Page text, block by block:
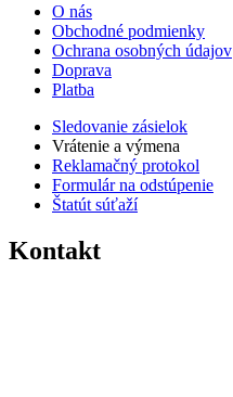
O nás
Obchodné podmienky
Ochrana osobných údajov
Doprava
Platba
Sledovanie zásielok
Vrátenie a výmena
Reklamačný protokol
Formulár na odstúpenie
Štatút súťaží
Kontakt